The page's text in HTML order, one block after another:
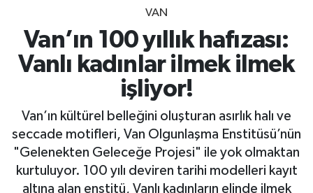
VAN
Van’ın 100 yıllık hafızası:
Vanlı kadınlar ilmek ilmek
işliyor!
Van’ın kültürel belleğini oluşturan asırlık halı ve
seccade motifleri, Van Olgunlaşma Enstitüsü’nün
"Gelenekten Geleceğe Projesi" ile yok olmaktan
kurtuluyor. 100 yılı deviren tarihi modelleri kayıt
altına alan enstitü, Vanlı kadınların elinde ilmek
Süper Lig Puan Durumu ve Fikstür
Tüm Manşetler
Son Dakika Haberleri
Haber Arşivi